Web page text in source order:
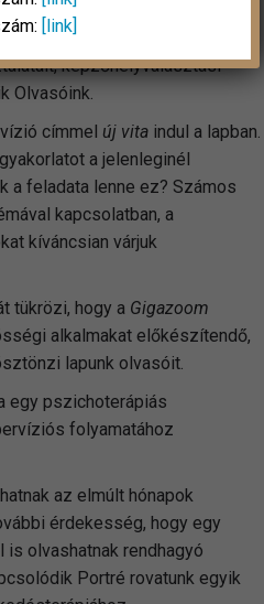
olvashatnak érzékletes
a képzésben résztvevők
képzőhelyválasztási
Olvasóink.
címmel új vita indul a lapban.
a jelenleginél
a feladata lenne ez? Számos
kapcsolatban, a
kíváncsian várjuk
tükrözi, hogy a Gigazoom
alkalmakat előkészítendő,
lapunk olvasóit.
egy pszichoterápiás
folyamatához
az elmúlt hónapok
érdekesség, hogy egy
olvashatnak rendhagyó
Portré rovatunk egyik
[link]